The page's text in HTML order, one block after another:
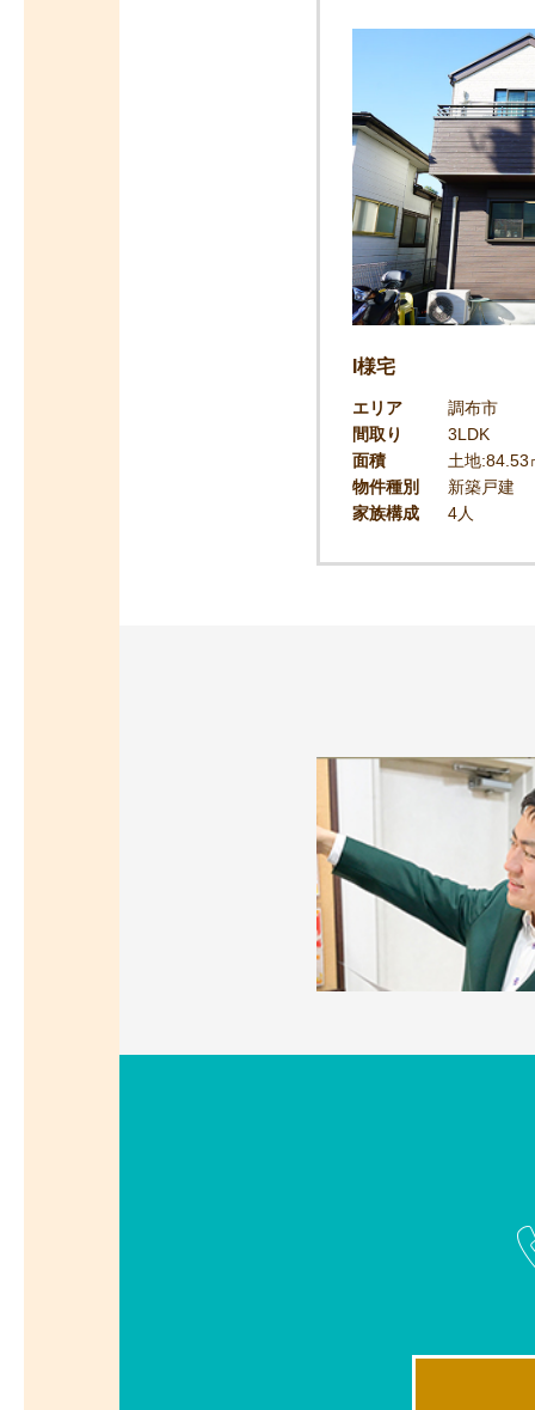
I様宅
エリア
調布市
間取り
3LDK
面積
土地
物件種別
新築戸建
家族構成
4人